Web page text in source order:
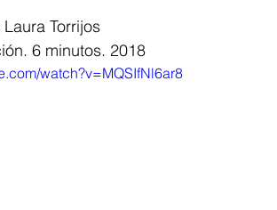
Torrijos
6 minutos. 2018
watch?v=MQSIfNl6ar8